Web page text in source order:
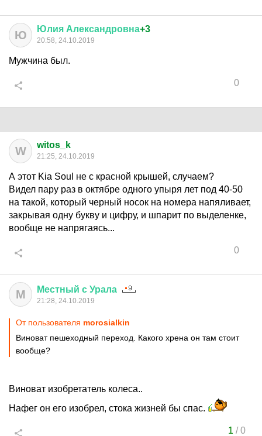
Ю Юлия Александровна+3
20:58, 24.10.2019
Мужчина был.
0
W witos_k
21:25, 24.10.2019
А этот Kia Soul не с красной крышей, случаем?
Видел пару раз в октябре одного упыря лет под 40-50
на такой, который черный носок на номера напяливает,
закрывая одну букву и цифру, и шпарит по выделенке,
вообще не напрягаясь...
0
М Местный с Урала
21:28, 24.10.2019
От пользователя morosialkin
Виноват пешеходный переход. Какого хрена он там стоит
вообще?
Виноват изобретатель колеса..
Нафег он его изобрел, стока жизней бы спас.
1 /0